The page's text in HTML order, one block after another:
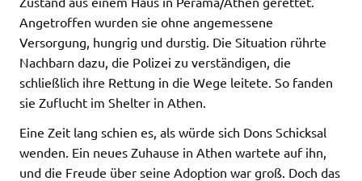
Angetroffen wurden sie ohne angemessene
Versorgung, hungrig und durstig. Die Situation rührte
Nachbarn dazu, die Polizei zu verständigen, die
schließlich ihre Rettung in die Wege leitete. So fanden
sie Zuflucht im Shelter in Athen.
Eine Zeit lang schien es, als würde sich Dons Schicksal
wenden. Ein neues Zuhause in Athen wartete auf ihn,
und die Freude über seine Adoption war groß. Doch das